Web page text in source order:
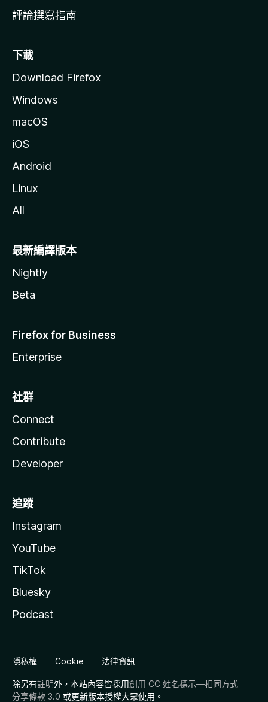
評論撰寫指南
下載
Download Firefox
Windows
macOS
iOS
Android
Linux
All
最新編譯版本
Nightly
Beta
Firefox for Business
Enterprise
社群
Connect
Contribute
Developer
追蹤
Instagram
YouTube
TikTok
Bluesky
Podcast
隱私權 Cookie 法律資訊
除另有註明外，本站內容皆採用創用 CC 姓名標示—相同方式
分享條款 3.0 或更新版本授權大眾使用。